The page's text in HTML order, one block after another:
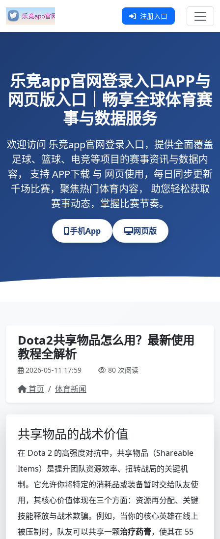
注册入口
乐竞app官网登录入口APP与
网页版入口｜畅享全球体育赛
事与数据服务
欢迎访问 乐竞app官网登录入口，提供全面覆盖
足球、篮球、电竞等项目的赛事资讯与数据内
容， 支持APP下载与 网页使用，每日同步更新
千场比赛，聚焦热门体育内容， 助您轻松获取
赛事动态，掌握比赛节奏。
手机App 网页版
Dota2共享物品怎么用？最新使用
教程全解析
2026-05-11 17:59 80 次阅读
首页 / 体育新闻
共享物品的战术价值
在 Dota 2 的高强度对抗中，共享物品（Shareable
Items）是提升团队资源效率、扭转战局的关键机
制。它允许你将特定的消耗品或装备暂时交给队友使
用，其核心价值体现在三个方面：资源再分配、关键
技能释放与战术欺骗。例如，当你的核心英雄在线上
被压制时，队友可以共享一颗治疗药膏，使其在 55